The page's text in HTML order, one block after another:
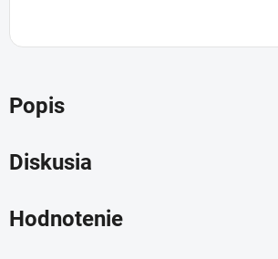
Popis
Diskusia
Hodnotenie